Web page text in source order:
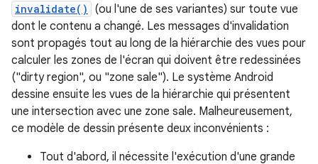
invalidate()
(ou l'une de ses variantes) sur toute vue
dont le contenu a changé. Les messages d'invalidation
sont propagés tout au long de la hiérarchie des vues pour
calculer les zones de l'écran qui doivent être redessinées
("dirty region", ou "zone sale"). Le système Android
dessine ensuite les vues de la hiérarchie qui présentent
une intersection avec une zone sale. Malheureusement,
ce modèle de dessin présente deux inconvénients :
Tout d'abord, il nécessite l'exécution d'une grande